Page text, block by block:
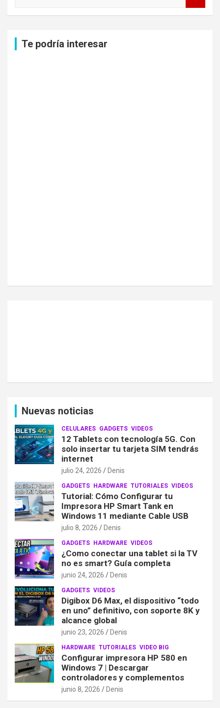
Te podría interesar
Nuevas noticias
CELULARES GADGETS VIDEOS
12 Tablets con tecnología 5G. Con
solo insertar tu tarjeta SIM tendrás
internet
julio 24, 2026 Denis
GADGETS HARDWARE TUTORIALES VIDEOS
Tutorial: Cómo Configurar tu
Impresora HP Smart Tank en
Windows 11 mediante Cable USB
julio 8, 2026 Denis
GADGETS HARDWARE VIDEOS
¿Como conectar una tablet si la TV
no es smart? Guía completa
junio 24, 2026 Denis
GADGETS VIDEOS
Digibox D6 Max, el dispositivo “todo
en uno” definitivo, con soporte 8K y
alcance global
junio 23, 2026 Denis
HARDWARE TUTORIALES VIDEO BIG
Configurar impresora HP 580 en
Windows 7 | Descargar
controladores y complementos
junio 8, 2026 Denis